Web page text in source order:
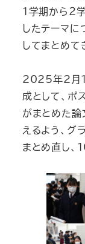
１学期から２
したテーマに
してまとめて
2025年2月15
成として、ポ
がまとめた論
えるよう、グ
まとめ直し、